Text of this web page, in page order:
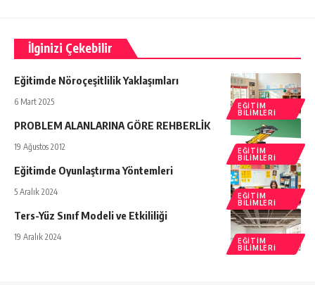
İlginizi Çekebilir
EĞITIM
BILIMLERI
Eğitimde Nöroçeşitlilik Yaklaşımları
6 Mart 2025
EĞITIM
BILIMLERI
PROBLEM ALANLARINA GÖRE REHBERLİK
19 Ağustos 2012
EĞITIM
BILIMLERI
Eğitimde Oyunlaştırma Yöntemleri
5 Aralık 2024
EĞITIM
BILIMLERI
Ters-Yüz Sınıf Modeli ve Etkililiği
19 Aralık 2024